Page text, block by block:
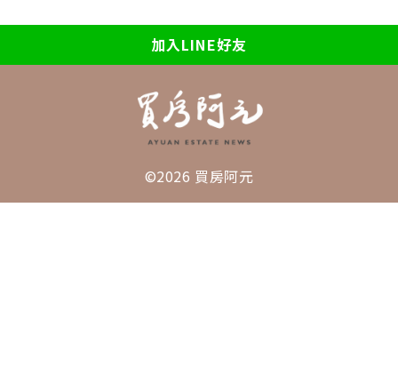
加入LINE好友
©2026 買房阿元